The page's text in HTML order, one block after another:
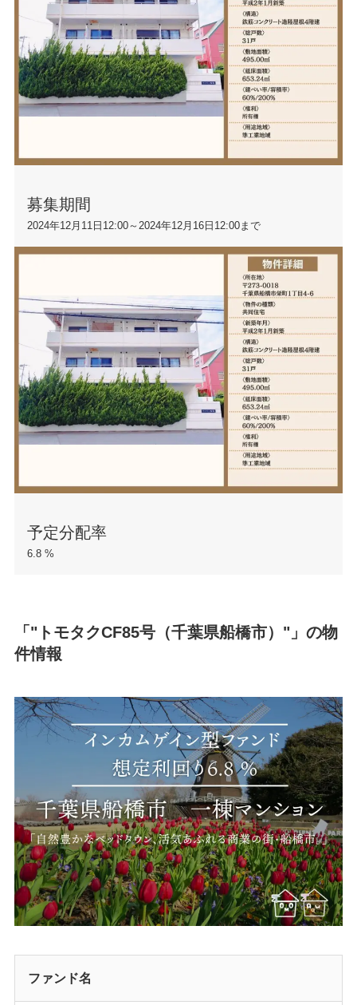
募集期間
2024年12月11日12:00～2024年12月16日12:00まで
予定分配率
6.8 %
「"トモタクCF85号（千葉県船橋市）"」の物
件情報
ファンド名